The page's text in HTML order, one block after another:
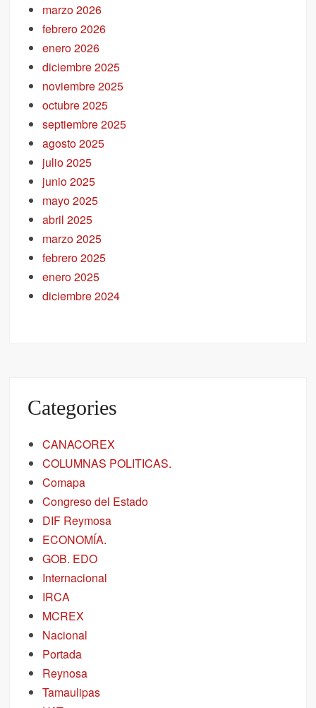
marzo 2026
febrero 2026
enero 2026
diciembre 2025
noviembre 2025
octubre 2025
septiembre 2025
agosto 2025
julio 2025
junio 2025
mayo 2025
abril 2025
marzo 2025
febrero 2025
enero 2025
diciembre 2024
Categories
CANACOREX
COLUMNAS POLITICAS.
Comapa
Congreso del Estado
DIF Reymosa
ECONOMÍA.
GOB. EDO
Internacional
IRCA
MCREX
Nacional
Portada
Reynosa
Tamaulipas